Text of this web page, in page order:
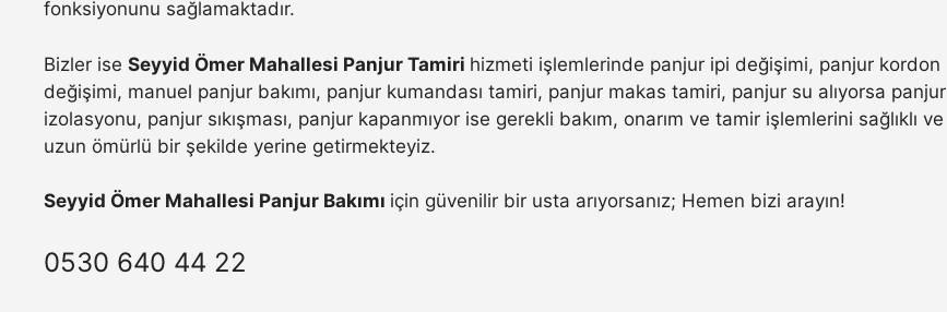
fonksiyonunu sağlamaktadır.
Bizler ise Seyyid Ömer Mahallesi Panjur Tamiri hizmeti işlemlerinde panjur ipi değişimi, panjur kordon
değişimi, manuel panjur bakımı, panjur kumandası tamiri, panjur makas tamiri, panjur su alıyorsa panjur
izolasyonu, panjur sıkışması, panjur kapanmıyor ise gerekli bakım, onarım ve tamir işlemlerini sağlıklı ve
uzun ömürlü bir şekilde yerine getirmekteyiz.
Seyyid Ömer Mahallesi Panjur Bakımı için güvenilir bir usta arıyorsanız; Hemen bizi arayın!
0530 640 44 22